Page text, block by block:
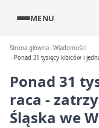
MENU
Strona główna Wiadomości
Ponad 31 tysięcy kibiców i
Ponad 31
raca -
Śląska we